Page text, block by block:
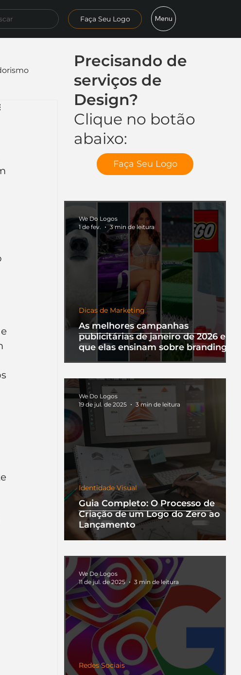
Faça Seu Logo Menu
Precisando de
serviços de
Design?
Clique no botão
abaixo:
Faça Seu Logo
As melhores campanhas
publicitárias de janeiro de 2026 e o
que elas ensinam sobre branding
Dicas de Marketing
We Do Logos
1 de fev.
3 min de leitura
Guia Completo: O Processo de
Criação de um Logo do Zero ao
Lançamento
Identidade Visual
We Do Logos
19 de jul. de 2025
3 min de leitura
Redes Sociais
We Do Logos
11 de jul. de 2025
3 min de leitura